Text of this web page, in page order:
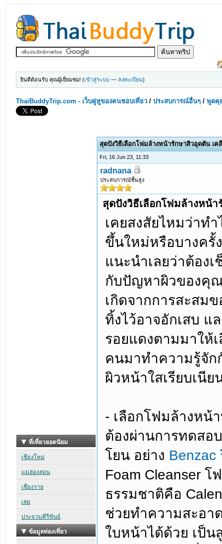
ยินดีต้อนรับ คุณผู้เยี่ยมชม! (เข้าสู่ระบบ — ลงทะเบียน)
ThaiBuddyTrip.com - เว็บคู่หูของคนชอบเที่ยว /ประสบการณ์อื่นๆ /พูดคุ
สุดปังวิธีเลือกโฟมล้างหน้ารักษาสิวอุดตัน เค
Fri, 16 Jun 23, 11:33
radnana
ประสบการณ์ชั้นสูง
สุดปังวิธีเลือกโฟมล้างหน้
เคยสงสัยไหมว่าท
ขึ้นใหม่หรือบางครั้
แนะนำเลยว่าต้อง
กับปัญหาผิวของคุ
เกิดจากการสะสม
ทิ้งไว้อาจอักเสบ แ
รอยแดงตามมาให้
คนมาทำความรู้จัก
ผิวหน้าใสเรียบเนีย
- เลือกโฟมล้างหน้
ต้องผ่านการทดสอ
โยน อย่าง Benzac
Foam Cleanser
ธรรมชาติคือ
ช่วยทำความสะอา
ใบหน้าได้ด้วย เป็